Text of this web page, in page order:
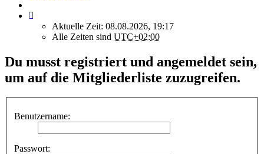
Aktuelle Zeit: 08.08.2026, 19:17
Alle Zeiten sind UTC+02:00
Du musst registriert und angemeldet sein,
um auf die Mitgliederliste zuzugreifen.
Benutzername:
Passwort: